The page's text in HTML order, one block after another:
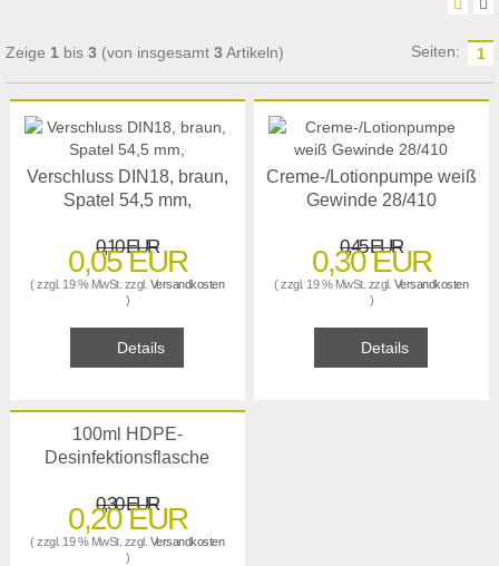
Zeige 1 bis 3 (von insgesamt 3Artikeln) Seiten: 1
Verschluss DIN18, braun,
Spatel 54,5 mm,
0,10 EUR
0,05 EUR
( zzgl. 19 % MwSt. zzgl. Versandkosten
)
Details
Creme-/Lotionpumpe weiß
Gewinde 28/410
0,45 EUR
0,30 EUR
( zzgl. 19 % MwSt. zzgl. Versandkosten
)
Details
100ml HDPE-
Desinfektionsflasche
0,30 EUR
0,20 EUR
( zzgl. 19 % MwSt. zzgl. Versandkosten
)